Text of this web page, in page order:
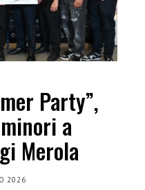
Party”,
a
Merola
2026